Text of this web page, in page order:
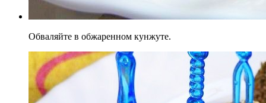
Обваляйте в обжаренном кунжуте.